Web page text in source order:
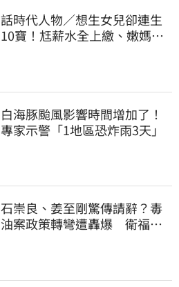
話時代人物／想生女兒卻連生
10寶！尪薪水全上繳、嫩媽吐
白海豚颱風影響時間增加了！
專家示警「1地區恐炸雨3天」
石崇良、姜至剛驚傳請辭？毒
油案政策轉彎遭轟爆 衛福部